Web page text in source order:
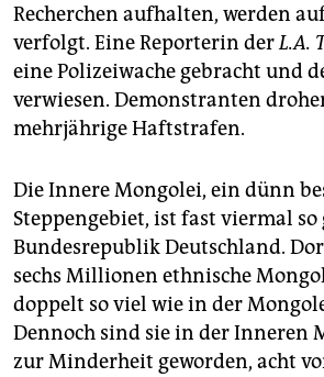
Recherchen aufhalten, werden
verfolgt. Eine Reporterin derL.A.
eine Polizeiwache gebracht und
verwiesen. Demonstranten
mehrjährige Haftstrafen.
Die Innere Mongolei, ein dünn
Steppengebiet, ist fast viermal
Bundesrepublik Deutschland.
sechs Millionen ethnische
doppelt so viel wie in der
Dennoch sind sie in der Inneren
zur Minderheit geworden, acht